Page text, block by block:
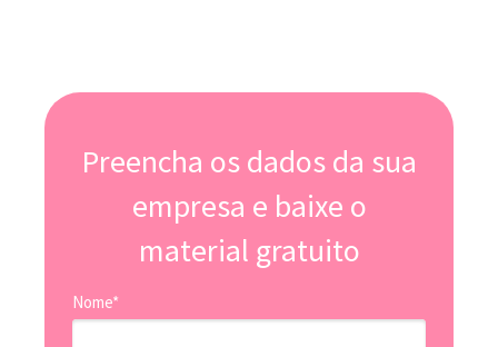
Preencha os dados da sua
empresa e baixe o
material gratuito
Nome*